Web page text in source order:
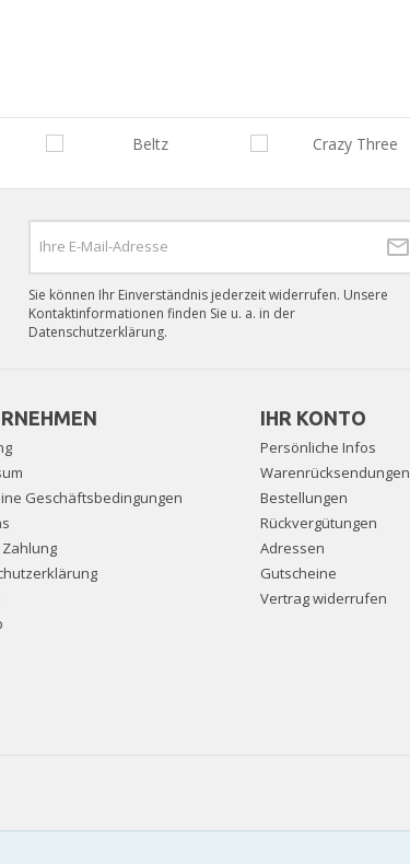
Sie können Ihr Einverständnis jederzeit widerrufen. Unsere
Kontaktinformationen finden Sie u. a. in der
Datenschutzerklärung.
Geschäftsbedingungen
IHR KONTO
Persönliche Infos
Warenrücksendungen
Bestellungen
Rückvergütungen
Adressen
Gutscheine
Vertrag widerrufen